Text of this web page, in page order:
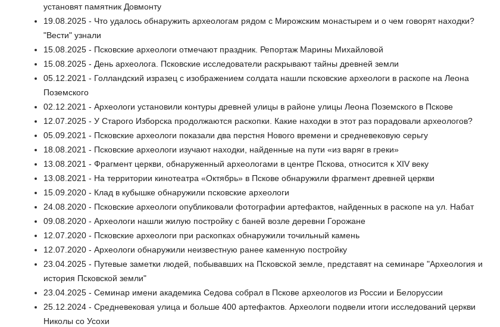
установят памятник Довмонту
19.08.2025 - Что удалось обнаружить археологам рядом с Мирожским монастырем и о чем говорят находки?
"Вести" узнали
15.08.2025 - Псковские археологи отмечают праздник. Репортаж Марины Михайловой
15.08.2025 - День археолога. Псковские исследователи раскрывают тайны древней земли
05.12.2021 - Голландский изразец с изображением солдата нашли псковские археологи в раскопе на Леона
Поземского
02.12.2021 - Археологи установили контуры древней улицы в районе улицы Леона Поземского в Пскове
12.07.2025 - У Старого Изборска продолжаются раскопки. Какие находки в этот раз порадовали археологов?
05.09.2021 - Псковские археологи показали два перстня Нового времени и средневековую серьгу
18.08.2021 - Псковские археологи изучают находки, найденные на пути «из варяг в греки»
13.08.2021 - Фрагмент церкви, обнаруженный археологами в центре Пскова, относится к XIV веку
13.08.2021 - На территории кинотеатра «Октябрь» в Пскове обнаружили фрагмент древней церкви
15.09.2020 - Клад в кубышке обнаружили псковские археологи
24.08.2020 - Псковские археологи опубликовали фотографии артефактов, найденных в раскопе на ул. Набат
09.08.2020 - Археологи нашли жилую постройку с баней возле деревни Горожане
12.07.2020 - Псковские археологи при раскопках обнаружили точильный камень
12.07.2020 - Археологи обнаружили неизвестную ранее каменную постройку
23.04.2025 - Путевые заметки людей, побывавших на Псковской земле, представят на семинаре "Археология и
история Псковской земли"
23.04.2025 - Семинар имени академика Седова собрал в Пскове археологов из России и Белоруссии
25.12.2024 - Средневековая улица и больше 400 артефактов. Археологи подвели итоги исследований церкви
Николы со Усохи